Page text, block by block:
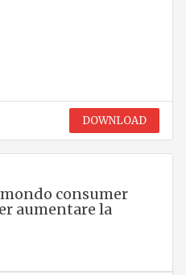
DOWNLOAD
consumer
aumentare la